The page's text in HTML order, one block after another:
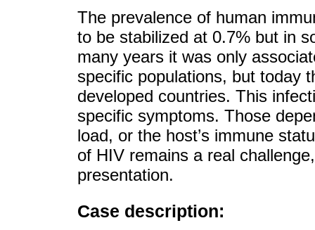
The prevalence of human
to be stabilized at 0.7% but in
many years it was only
specific populations, but today
developed countries. This
specific symptoms. Those
load, or the host’s immune
of HIV remains a real
presentation.
Case description: